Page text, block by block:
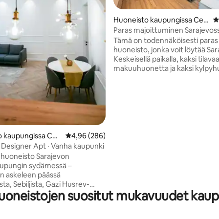
5, 262 arvostelua
Cen
Keskimääräinen arvio 4,96/5, 286 arvostelua
4,96 (286)
Apt · Vanha kaupunki
Sarajevon
sydämessä –
askeleen päässä
Sebiljista, Gazi Husrev-
ja Pyhän Sydämen
kaksi, ja
Huoneisto kaupungissa Cen
tar
Paras majoittuminen
Tämä on todennäköisesti paras
huoneisto, jonka voit löytää
Keskeisellä paikalla, kaksi tilavaa
makuuhuonetta ja kaksi
suositut mukavuudet